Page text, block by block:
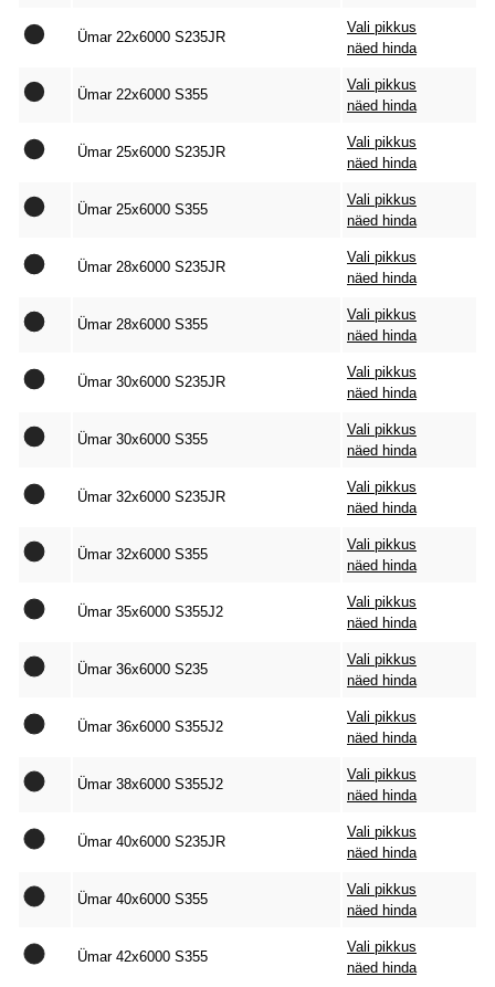
Ümar 22x6000 S235JR
Vali pikkus
näed hinda
Ümar 22x6000 S355
Vali pikkus
näed hinda
Ümar 25x6000 S235JR
Vali pikkus
näed hinda
Ümar 25x6000 S355
Vali pikkus
näed hinda
Ümar 28x6000 S235JR
Vali pikkus
näed hinda
Ümar 28x6000 S355
Vali pikkus
näed hinda
Ümar 30x6000 S235JR
Vali pikkus
näed hinda
Ümar 30x6000 S355
Vali pikkus
näed hinda
Ümar 32x6000 S235JR
Vali pikkus
näed hinda
Ümar 32x6000 S355
Vali pikkus
näed hinda
Ümar 35x6000 S355J2
Vali pikkus
näed hinda
Ümar 36x6000 S235
Vali pikkus
näed hinda
Ümar 36x6000 S355J2
Vali pikkus
näed hinda
Ümar 38x6000 S355J2
Vali pikkus
näed hinda
Ümar 40x6000 S235JR
Vali pikkus
näed hinda
Ümar 40x6000 S355
Vali pikkus
näed hinda
Ümar 42x6000 S355
Vali pikkus
näed hinda